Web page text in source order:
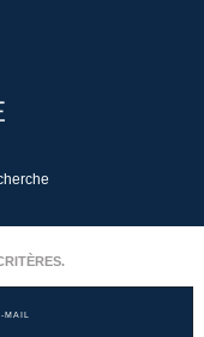
MAIL